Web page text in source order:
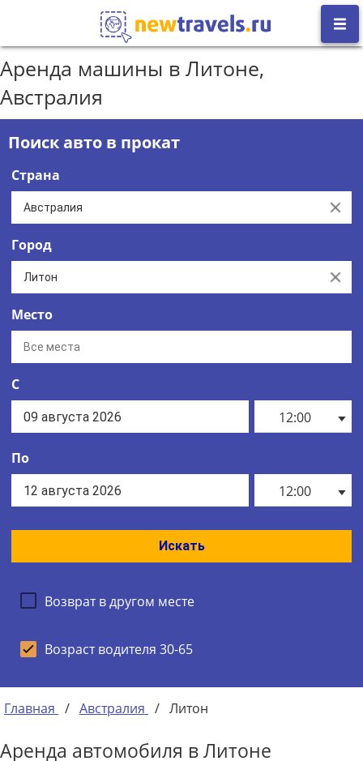
Аренда машины в Литоне,
Австралия
Поиск авто в прокат
Страна
Clear
Город
Clear
Место
С
12:00
По
12:00
Искать
Возврат в другом месте
Возраст водителя 30-65
Главная / Австралия / Литон
Аренда автомобиля в Литоне